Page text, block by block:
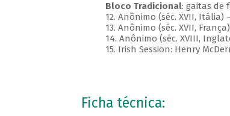
Bloco Tradicional: gaitas de
12. Anônimo (séc. XVII, Itália)
13. Anônimo (séc. XVII,
14. Anônimo (séc. XVIII,
15. Irish Session: Henry
Ficha técnica: